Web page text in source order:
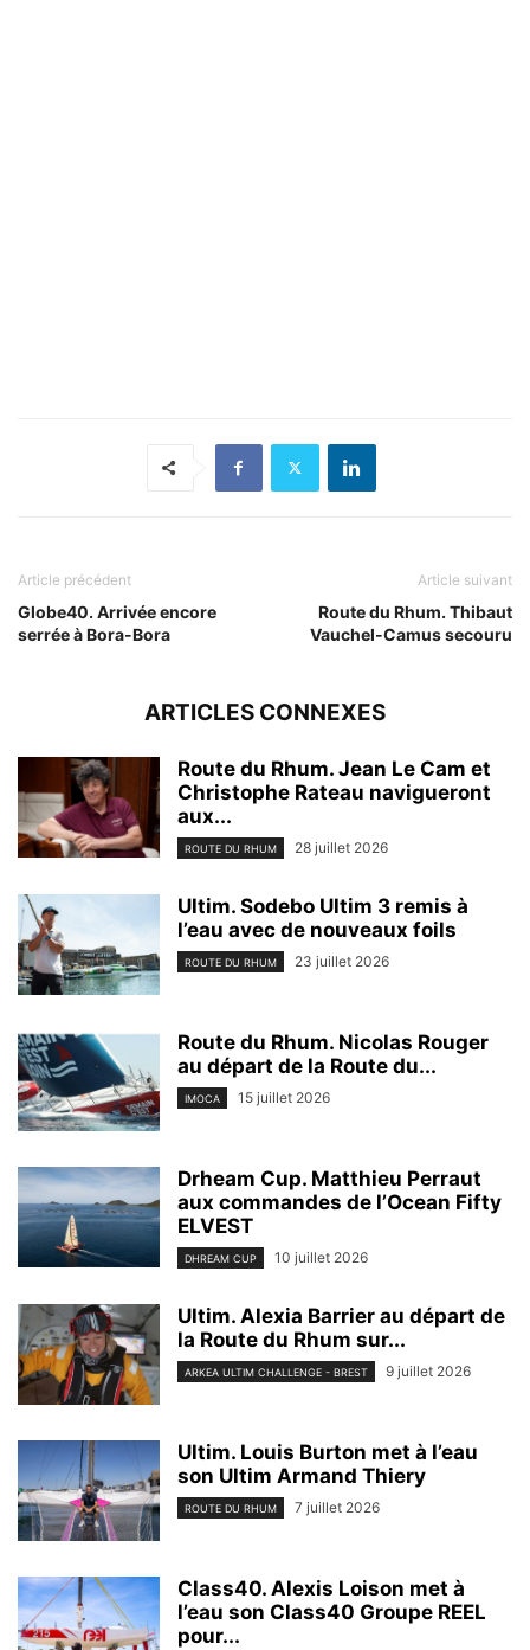
Article précédent
Globe40. Arrivée encore
serrée à Bora-Bora
Article suivant
Route du Rhum. Thibaut
Vauchel-Camus secouru
ARTICLES CONNEXES
Route du Rhum. Jean Le Cam et
Christophe Rateau navigueront
aux...
ROUTE DU RHUM 28 juillet 2026
Ultim. Sodebo Ultim 3 remis à
l’eau avec de nouveaux foils
ROUTE DU RHUM 23 juillet 2026
Route du Rhum. Nicolas Rouger
au départ de la Route du...
IMOCA 15 juillet 2026
Drheam Cup. Matthieu Perraut
aux commandes de l’Ocean Fifty
ELVEST
DHREAM CUP 10 juillet 2026
Ultim. Alexia Barrier au départ de
la Route du Rhum sur...
ARKEA ULTIM CHALLENGE - BREST 9 juillet 2026
Ultim. Louis Burton met à l’eau
son Ultim Armand Thiery
ROUTE DU RHUM 7 juillet 2026
Class40. Alexis Loison met à
l’eau son Class40 Groupe REEL
pour...